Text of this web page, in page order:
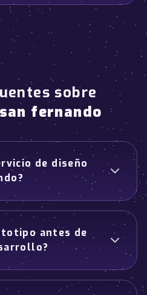
sobre
fernando
de diseño
antes de